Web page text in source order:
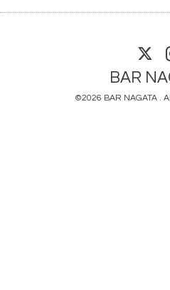
BAR
©2026 BAR NAGATA .